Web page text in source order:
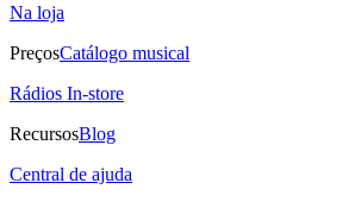
Na loja
PreçosCatálogo musical
Rádios In-store
RecursosBlog
Central de ajuda